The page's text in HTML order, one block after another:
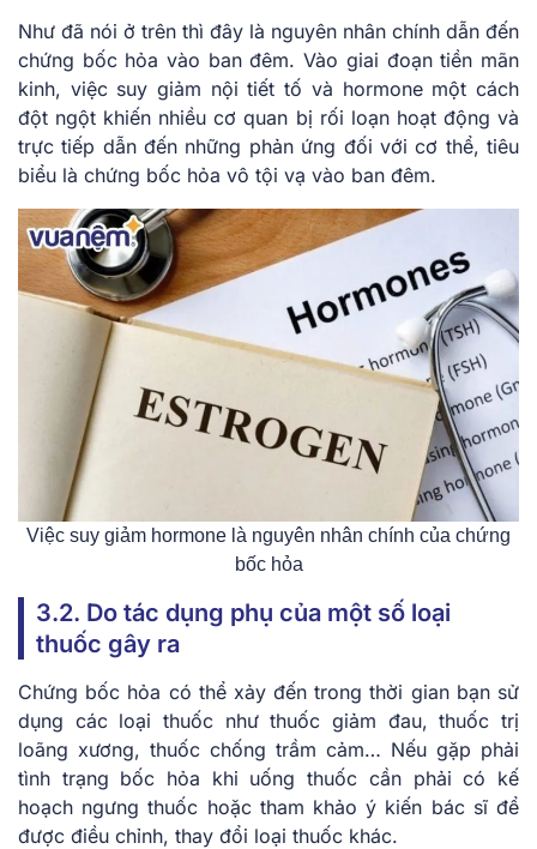
Như đã nói ở trên thì đây là nguyên nhân chính dẫn đến
chứng bốc hỏa vào ban đêm. Vào giai đoạn tiền mãn
kinh, việc suy giảm nội tiết tố và hormone một cách
đột ngột khiến nhiều cơ quan bị rối loạn hoạt động và
trực tiếp dẫn đến những phản ứng đối với cơ thể, tiêu
biểu là chứng bốc hỏa vô tội vạ vào ban đêm.
Việc suy giảm hormone là nguyên nhân chính của chứng
bốc hỏa
3.2. Do tác dụng phụ của một số loại
thuốc gây ra
Chứng bốc hỏa có thể xảy đến trong thời gian bạn sử
dụng các loại thuốc như thuốc giảm đau, thuốc trị
loãng xương, thuốc chống trầm cảm… Nếu gặp phải
tình trạng bốc hỏa khi uống thuốc cần phải có kế
hoạch ngưng thuốc hoặc tham khảo ý kiến bác sĩ để
được điều chỉnh, thay đổi loại thuốc khác.